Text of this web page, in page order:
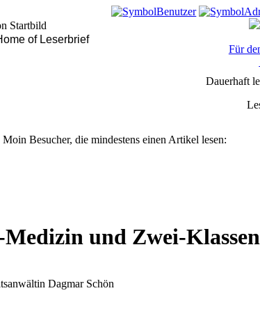
of Leserbrief
Für
Dauerhaft
Besucher, die mindestens einen Artikel lesen:
Medizin und Zwei-
Dagmar Schön